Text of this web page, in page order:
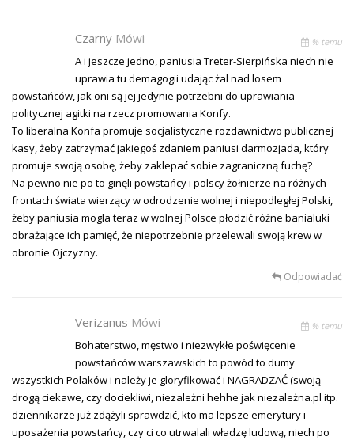
Czarny Mówi % temu
A i jeszcze jedno, paniusia Treter-Sierpińska niech nie
uprawia tu demagogii udając żal nad losem
powstańców, jak oni są jej jedynie potrzebni do uprawiania
politycznej agitki na rzecz promowania Konfy.
To liberalna Konfa promuje socjalistyczne rozdawnictwo publicznej
kasy, żeby zatrzymać jakiegoś zdaniem paniusi darmozjada, który
promuje swoją osobę, żeby zaklepać sobie zagraniczną fuchę?
Na pewno nie po to ginęli powstańcy i polscy żołnierze na różnych
frontach świata wierzący w odrodzenie wolnej i niepodległej Polski,
żeby paniusia mogla teraz w wolnej Polsce płodzić różne banialuki
obrażające ich pamięć, że niepotrzebnie przelewali swoją krew w
obronie Ojczyzny.
Odpowiadać
Verizanus Mówi % temu
Bohaterstwo, męstwo i niezwykłe poświęcenie
powstańców warszawskich to powód to dumy
wszystkich Polaków i należy je gloryfikować i NAGRADZAĆ (swoją
drogą ciekawe, czy dociekliwi, niezależni hehhe jak niezależna.pl itp.
dziennikarze już zdążyli sprawdzić, kto ma lepsze emerytury i
uposażenia powstańcy, czy ci co utrwalali władzę ludową, niech po